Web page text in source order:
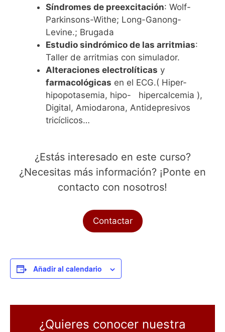
Síndromes de preexcitación: Wolf-
Parkinsons-Withe; Long-Ganong-
Levine.; Brugada
Estudio sindrómico de las arritmias:
Taller de arritmias con simulador.
Alteraciones electrolíticas y
farmacológicas en el ECG.( Hiper-
hipopotasemia, hipo- hipercalcemia ),
Digital, Amiodarona, Antidepresivos
tricíclicos…
¿Estás interesado en este curso?
¿Necesitas más información? ¡Ponte en
contacto con nosotros!
Contactar
Añadir al calendario
¿Quieres conocer nuestra